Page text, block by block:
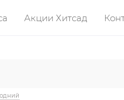
Акции Хитсад